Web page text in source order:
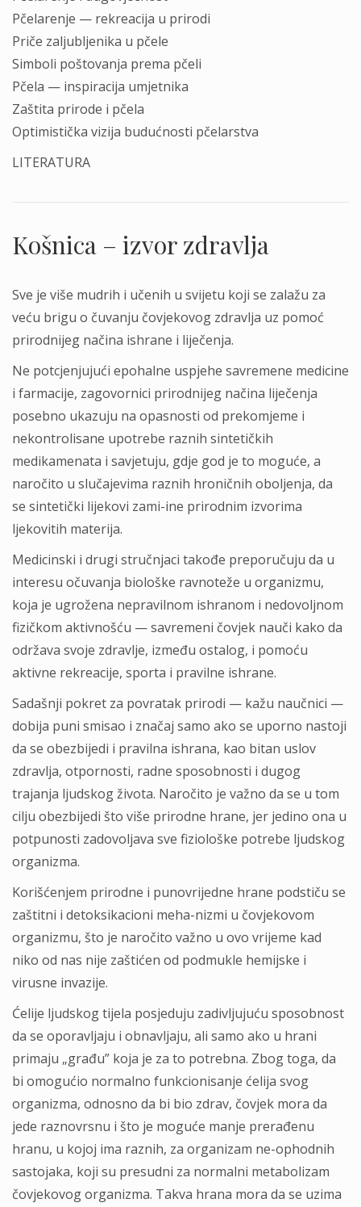
Pčelarenje — rekreacija u prirodi
Priče zaljubljenika u pčele
Simboli poštovanja prema pčeli
Pčela — inspiracija umjetnika
Zaštita prirode i pčela
Optimistička vizija budućnosti pčelarstva
LITERATURA
Košnica – izvor zdravlja
Sve je više mudrih i učenih u svijetu koji se zalažu za
veću brigu o čuvanju čovjekovog zdravlja uz pomoć
prirodnijeg načina ishrane i liječenja.
Ne potcjenjujući epohalne uspjehe savremene medicine
i farmacije, zagovornici prirodnijeg načina liječenja
posebno ukazuju na opasnosti od prekomjeme i
nekontrolisane upotrebe raznih sintetičkih
medikamenata i savjetuju, gdje god je to moguće, a
naročito u slučajevima raznih hroničnih oboljenja, da
se sintetički lijekovi zami-ine prirodnim izvorima
ljekovitih materija.
Medicinski i drugi stručnjaci takođe preporučuju da u
interesu očuvanja biološke ravnoteže u organizmu,
koja je ugrožena nepravilnom ishranom i nedovoljnom
fizičkom aktivnošću — savremeni čovjek nauči kako da
održava svoje zdravlje, između ostalog, i pomoću
aktivne rekreacije, sporta i pravilne ishrane.
Sadašnji pokret za povratak prirodi — kažu naučnici —
dobija puni smisao i značaj samo ako se uporno nastoji
da se obezbijedi i pravilna ishrana, kao bitan uslov
zdravlja, otpornosti, radne sposobnosti i dugog
trajanja ljudskog života. Naročito je važno da se u tom
cilju obezbijedi što više prirodne hrane, jer jedino ona u
potpunosti zadovoljava sve fiziološke potrebe ljudskog
organizma.
Korišćenjem prirodne i punovrijedne hrane podstiču se
zaštitni i detoksikacioni meha-nizmi u čovjekovom
organizmu, što je naročito važno u ovo vrijeme kad
niko od nas nije zaštićen od podmukle hemijske i
virusne invazije.
Ćelije ljudskog tijela posjeduju zadivljujuću sposobnost
da se oporavljaju i obnavljaju, ali samo ako u hrani
primaju „građu” koja je za to potrebna. Zbog toga, da
bi omogućio normalno funkcionisanje ćelija svog
organizma, odnosno da bi bio zdrav, čovjek mora da
jede raznovrsnu i što je moguće manje prerađenu
hranu, u kojoj ima raznih, za organizam ne-ophodnih
sastojaka, koji su presudni za normalni metabolizam
čovjekovog organizma. Takva hrana mora da se uzima